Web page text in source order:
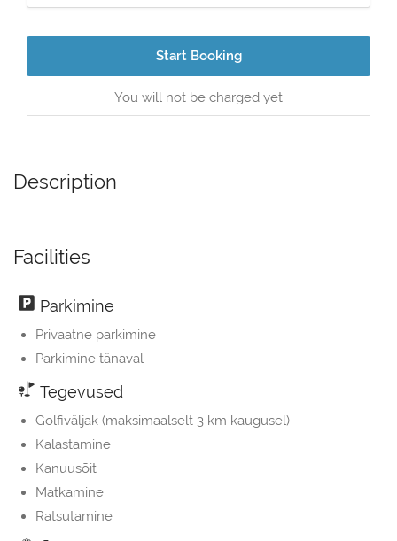
Start Booking
You will not be charged yet
Description
Facilities
Parkimine
Privaatne parkimine
Parkimine tänaval
Tegevused
Golfiväljak (maksimaalselt 3 km kaugusel)
Kalastamine
Kanuusõit
Matkamine
Ratsutamine